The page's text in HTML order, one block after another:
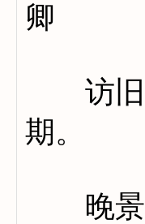
卿
访旧
期。
晚景